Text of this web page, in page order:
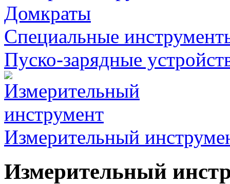
Домкраты
Специальные
Пуско-зарядные
Измерительный
Измерительный